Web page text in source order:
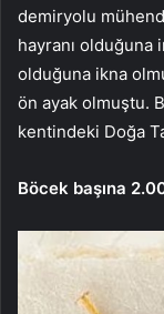
demiryolu
hayranı olduğuna
olduğuna ikna
ön ayak olmuştu.
kentindeki Doğa
Böcek başına